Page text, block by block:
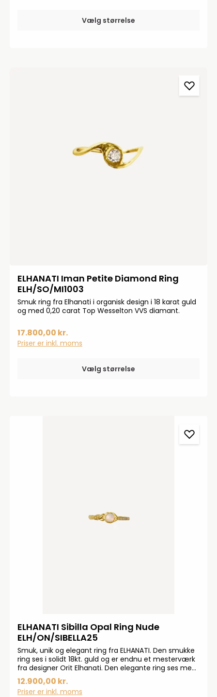
Vælg størrelse
ELHANATI Iman Petite Diamond Ring
ELH/SO/MI1003
Smuk ring fra Elhanati i organisk design i 18 karat guld
og med 0,20 carat Top Wesselton VVS diamant.
17.800,00 kr.
Priser er inkl. moms
Vælg størrelse
ELHANATI Sibilla Opal Ring Nude
ELH/ON/SIBELLA25
Smuk, unik og elegant ring fra ELHANATI. Den smukke
ring ses i solidt 18kt. guld og er endnu et mesterværk
fra designer Orit Elhanati. Den elegante ring ses med
en opal og måler 6 mm. i front. Alle ELHANATI smykker
er håndlavet
12.900,00 kr.
Priser er inkl. moms